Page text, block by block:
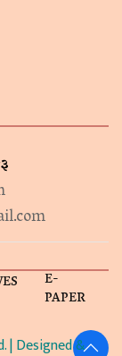
E-
PAPER
| Designed &